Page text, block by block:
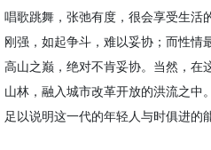
唱歌跳舞， 张弛有度，很会享受生活
刚强，如起争斗，难以妥协；而性情
高山之巅，绝对不肯妥协。当然，在
山林，融入城市改革开放的洪流之中
足以说明这一代的年轻人与时俱进的